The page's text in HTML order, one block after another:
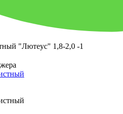
"Лютеус" 1,8-2,0 -1